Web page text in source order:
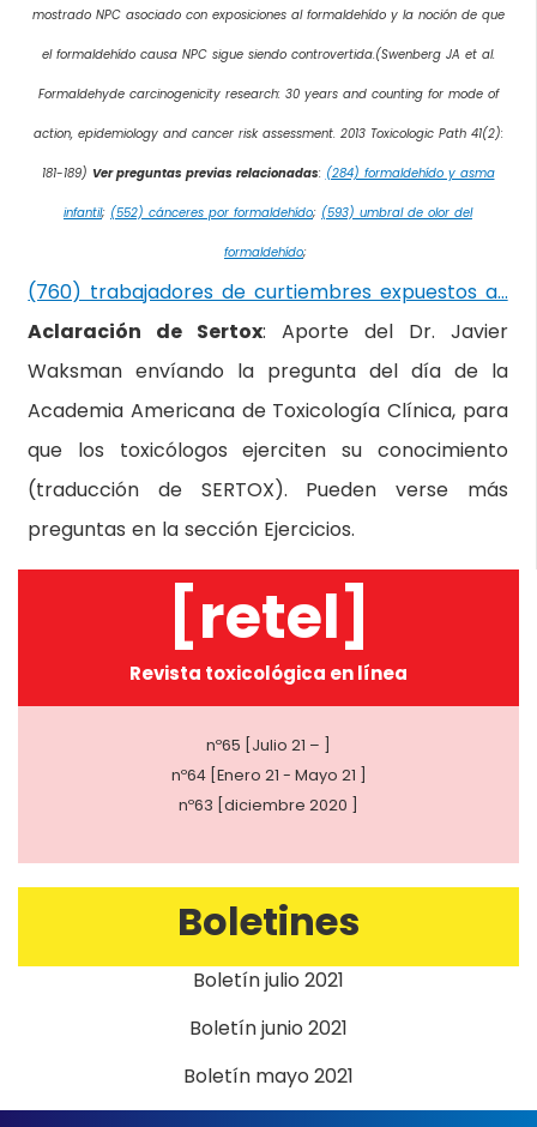
mostrado NPC asociado con exposiciones al formaldehído y la noción de que
el formaldehído causa NPC sigue siendo controvertida.(Swenberg JA et al.
Formaldehyde carcinogenicity research: 30 years and counting for mode of
action, epidemiology and cancer risk assessment. 2013 Toxicologic Path 41(2):
181-189) Ver preguntas previas relacionadas: (284) formaldehído y asma
infantil; (552) cánceres por formaldehído; (593) umbral de olor del
formaldehído;
(760) trabajadores de curtiembres expuestos a…
Aclaración de Sertox: Aporte del Dr. Javier
Waksman envíando la pregunta del día de la
Academia Americana de Toxicología Clínica, para
que los toxicólogos ejerciten su conocimiento
(traducción de SERTOX). Pueden verse más
preguntas en la sección Ejercicios.
[retel]
Revista toxicológica en línea
nº65 [Julio 21 – ]
nº64 [Enero 21 - Mayo 21 ]
nº63 [diciembre 2020 ]
Boletines
Boletín julio 2021
Boletín junio 2021
Boletín mayo 2021